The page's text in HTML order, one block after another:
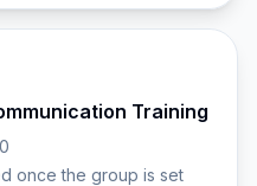
Training
once the group is set